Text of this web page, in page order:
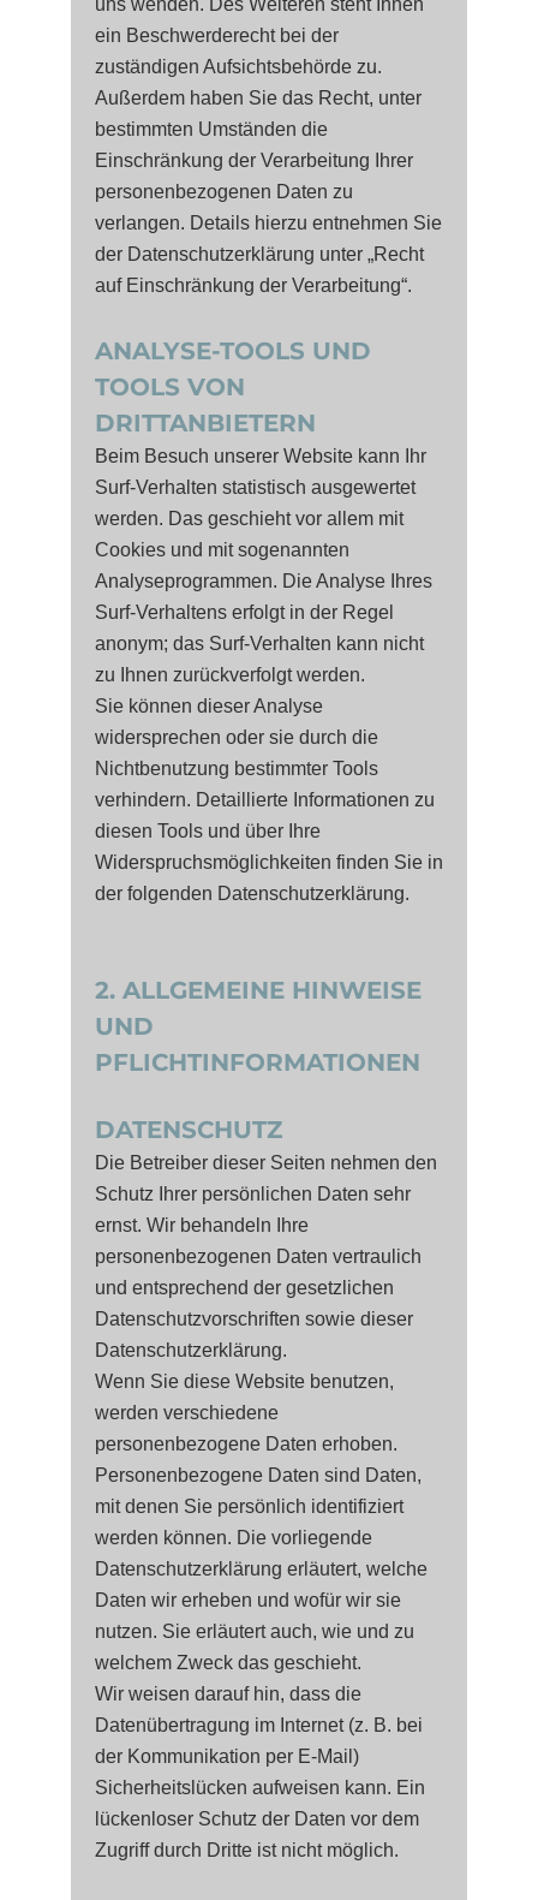
uns wenden. Des Weiteren steht Ihnen
ein Beschwerderecht bei der
zuständigen Aufsichtsbehörde zu.
Außerdem haben Sie das Recht, unter
bestimmten Umständen die
Einschränkung der Verarbeitung Ihrer
personenbezogenen Daten zu
verlangen. Details hierzu entnehmen Sie
der Datenschutzerklärung unter „Recht
auf Einschränkung der Verarbeitung“.
ANALYSE-TOOLS UND
TOOLS VON
DRITTANBIETERN
Beim Besuch unserer Website kann Ihr
Surf-Verhalten statistisch ausgewertet
werden. Das geschieht vor allem mit
Cookies und mit sogenannten
Analyseprogrammen. Die Analyse Ihres
Surf-Verhaltens erfolgt in der Regel
anonym; das Surf-Verhalten kann nicht
zu Ihnen zurückverfolgt werden.
Sie können dieser Analyse
widersprechen oder sie durch die
Nichtbenutzung bestimmter Tools
verhindern. Detaillierte Informationen zu
diesen Tools und über Ihre
Widerspruchsmöglichkeiten finden Sie in
der folgenden Datenschutzerklärung.
2. ALLGEMEINE HINWEISE
UND
PFLICHTINFORMATIONEN
DATENSCHUTZ
Die Betreiber dieser Seiten nehmen den
Schutz Ihrer persönlichen Daten sehr
ernst. Wir behandeln Ihre
personenbezogenen Daten vertraulich
und entsprechend der gesetzlichen
Datenschutzvorschriften sowie dieser
Datenschutzerklärung.
Wenn Sie diese Website benutzen,
werden verschiedene
personenbezogene Daten erhoben.
Personenbezogene Daten sind Daten,
mit denen Sie persönlich identifiziert
werden können. Die vorliegende
Datenschutzerklärung erläutert, welche
Daten wir erheben und wofür wir sie
nutzen. Sie erläutert auch, wie und zu
welchem Zweck das geschieht.
Wir weisen darauf hin, dass die
Datenübertragung im Internet (z. B. bei
der Kommunikation per E-Mail)
Sicherheitslücken aufweisen kann. Ein
lückenloser Schutz der Daten vor dem
Zugriff durch Dritte ist nicht möglich.